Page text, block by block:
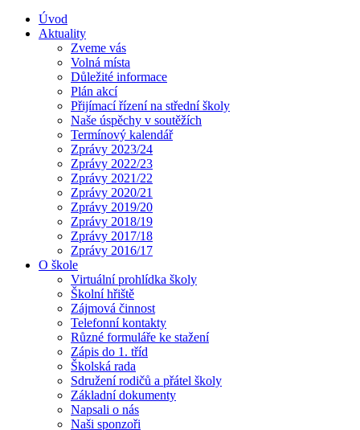
Úvod
Aktuality
Zveme vás
Volná místa
Důležité informace
Plán akcí
Přijímací řízení na střední školy
Naše úspěchy v soutěžích
Termínový kalendář
Zprávy 2023/24
Zprávy 2022/23
Zprávy 2021/22
Zprávy 2020/21
Zprávy 2019/20
Zprávy 2018/19
Zprávy 2017/18
Zprávy 2016/17
O škole
Virtuální prohlídka školy
Školní hřiště
Zájmová činnost
Telefonní kontakty
Různé formuláře ke stažení
Zápis do 1. tříd
Školská rada
Sdružení rodičů a přátel školy
Základní dokumenty
Napsali o nás
Naši sponzoři